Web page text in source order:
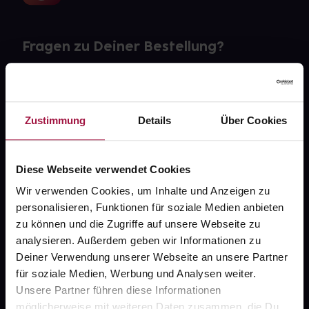
Zustimmung Details Über Cookies
Diese Webseite verwendet Cookies
Wir verwenden Cookies, um Inhalte und Anzeigen zu
personalisieren, Funktionen für soziale Medien anbieten
zu können und die Zugriffe auf unsere Webseite zu
analysieren. Außerdem geben wir Informationen zu
Deiner Verwendung unserer Webseite an unsere Partner
für soziale Medien, Werbung und Analysen weiter.
Unsere Partner führen diese Informationen
Fragen zu Deiner Bestellung?
Über uns
Karriere